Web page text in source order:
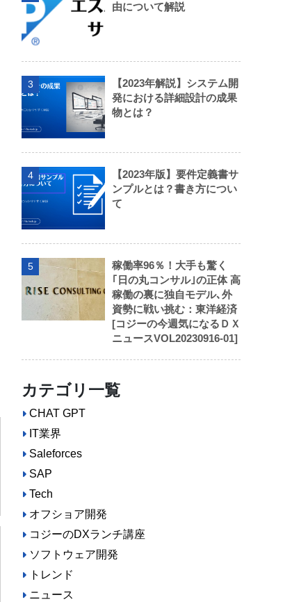
由について解説
3
【2023年解説】システム開
発における詳細設計の成果
物とは？
4
【2023年版】要件定義書サ
ンプルとは？書き方につい
て
5
稼働率96％！大手も驚く
｢日の丸コンサル｣の正体 高
稼働の裏に独自モデル､外
資勢に戦い挑む：東洋経済
[コジーの今週気になるＤＸ
ニュースVOL20230916-01]
カテゴリ一覧
CHAT GPT
IT業界
Saleforces
SAP
Tech
オフショア開発
コジーのDXランチ講座
ソフトウェア開発
トレンド
ニュース